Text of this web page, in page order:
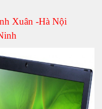
Xuân -Hà Nội